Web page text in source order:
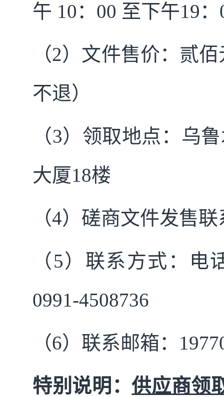
午 10：00 至下午19
（2）文件售价：贰
不退）
（3）领取地点：乌
大厦18楼
（4）磋商文件发售
（5）联系方式：电
0991-4508736
（6）联系邮箱：
特别说明：供应商领